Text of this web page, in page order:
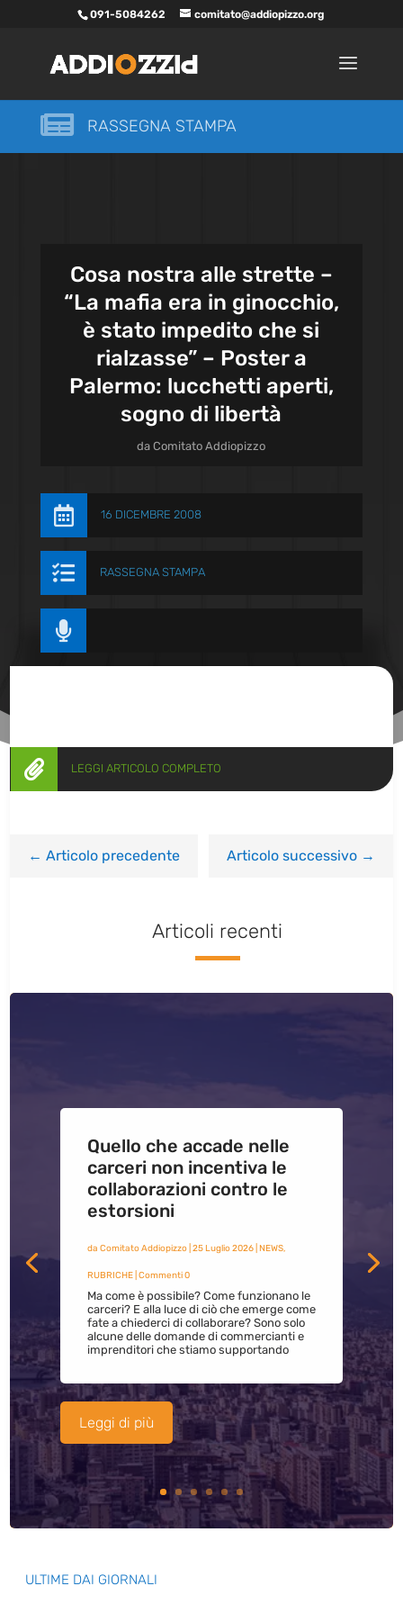
091-5084262 comitato@addiopizzo.org
 RASSEGNA STAMPA
Cosa nostra alle strette –
“La mafia era in ginocchio,
è stato impedito che si
rialzasse” – Poster a
Palermo: lucchetti aperti,
sogno di libertà
daComitato Addiopizzo
 16 DICEMBRE 2008
 RASSEGNA STAMPA

 LEGGI ARTICOLO COMPLETO
←Articolo precedente Articolo successivo→
Articoli recenti
Quello che accade nelle
carceri non incentiva le
collaborazioni contro le
estorsioni
da Comitato Addiopizzo| 25 Luglio 2026| NEWS,
RUBRICHE| Commenti 0
Ma come è possibile? Come funzionano le
carceri? E alla luce di ciò che emerge come
fate a chiederci di collaborare? Sono solo
alcune delle domande di commercianti e
imprenditori che stiamo supportando
Leggi di più
ULTIME DAI GIORNALI